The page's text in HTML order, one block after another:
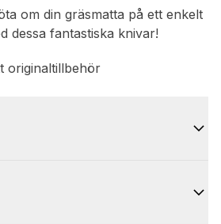
om din gräsmatta på ett enkelt
dessa fantastiska knivar!
originaltillbehör